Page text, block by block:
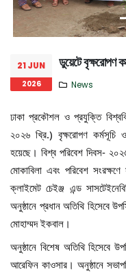
21 JUN
2026
ডুয়েটে বৃক্ষরোপণ
News
ঢাকা প্রকৌশল ও প্রযুক্তি
২০২৬ খ্রি.) বৃক্ষরোপণ
হয়েছে। বিশ্ব পরিবেশ দিবস-
মোকাবিলা এবং পরিবেশ সংরক্ষণে
ক্লাইমেট চেইঞ্জ এন্ড
অনুষ্ঠানে প্রধান অতিথি হিসেবে
মোহাম্মদ ইকবাল।
অনুষ্ঠানে বিশেষ অতিথি হিসেবে
আরেফিন কাওসার। অনুষ্ঠানে